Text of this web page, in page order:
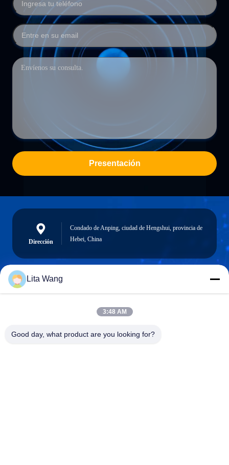
Presentación
Dirección
Condado de Anping, ciudad de Hengshui, provincia de
Hebei, China
lita@screenmeshnet.com
Lita Wang
3:48 AM
Good day, what product are you looking for?